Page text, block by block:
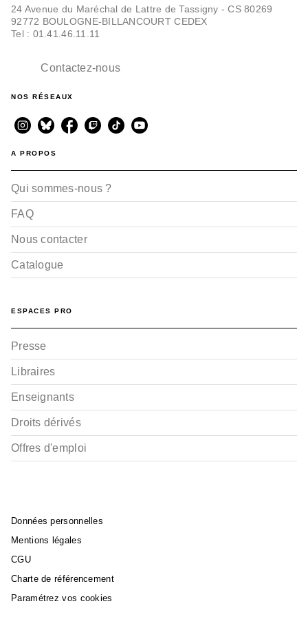
ALBUMS, LIVRES À ÉCOUTER
ALBUMS, LIVRES À ÉCOUTER
24 Avenue du Maréchal de Lattre de Tassigny - CS 80269
92772 BOULOGNE-BILLANCOURT CEDEX
Tel : 01.41.46.11.11
Contactez-nous
NOS RÉSEAUX
A PROPOS
Qui sommes-nous ?
FAQ
Nous contacter
Catalogue
ESPACES PRO
Presse
Libraires
Enseignants
Droits dérivés
Offres d'emploi
Données personnelles
Mentions légales
CGU
Charte de référencement
Paramétrez vos cookies